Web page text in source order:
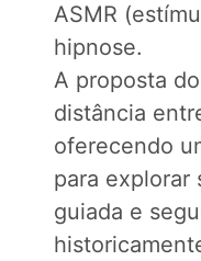
ASMR
hipnose.
A proposta
distância
oferecendo
para explorar
guiada e